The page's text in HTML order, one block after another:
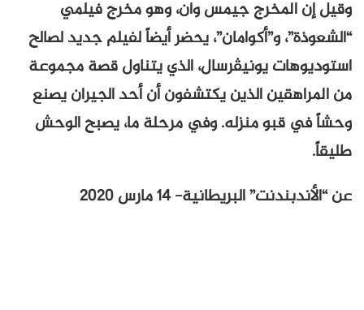
وقيل إن المخرج جيمس وان، وهو مخرج فيلمي
“الشعوذة”، و”أكوامان”، يحضر أيضاً لفيلم جديد لصالح
استوديوهات يونيڤرسال، الذي يتناول قصة مجموعة
من المراهقين الذين يكتشفون أن أحد الجيران يصنع
وحشاً في قبو منزله. وفي مرحلة ما، يصبح الوحش
طليقاً.
عن “الأندبندنت” البريطانية- 14 مارس 2020